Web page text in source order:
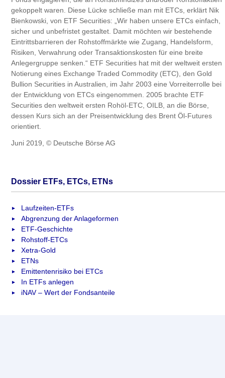
gekoppelt waren. Diese Lücke schließe man mit ETCs, erklärt Nik
Bienkowski, von ETF Securities: „Wir haben unsere ETCs einfach,
sicher und unbefristet gestaltet. Damit möchten wir bestehende
Eintrittsbarrieren der Rohstoffmärkte wie Zugang, Handelsform,
Risiken, Verwahrung oder Transaktionskosten für eine breite
Anlegergruppe senken.“ ETF Securities hat mit der weltweit ersten
Notierung eines Exchange Traded Commodity (ETC), den Gold
Bullion Securities in Australien, im Jahr 2003 eine Vorreiterrolle bei
der Entwicklung von ETCs eingenommen. 2005 brachte ETF
Securities den weltweit ersten Rohöl-ETC, OILB, an die Börse,
dessen Kurs sich an der Preisentwicklung des Brent Öl-Futures
orientiert.
Juni 2019, © Deutsche Börse AG
Dossier ETFs, ETCs, ETNs
Laufzeiten-ETFs
Abgrenzung der Anlageformen
ETF-Geschichte
Rohstoff-ETCs
Xetra-Gold
ETNs
Emittentenrisiko bei ETCs
In ETFs anlegen
iNAV – Wert der Fondsanteile